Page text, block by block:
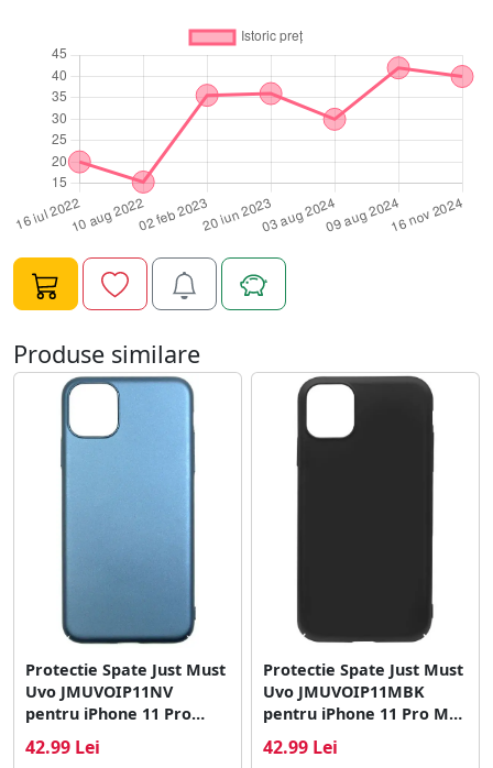
plastic dur - suprafata fina placuta la atingere - potrivire
perfecta pe telefonul tau - finisaje discrete ce ofera un
aspect placut telefonului - protejeaza telefonul de
lovituri si zgarieturi - butoane acoperite pentru un plus
de protectie - decupajele permit accesul la porturile
telefonului - protectie slim ce se potriveste perfect pe
spatele telefonului tau - culoare Albastru - dedicat
Huawei P30
Produse similare
Protectie Spate Just Must
Uvo JMUVOIP11NV
pentru iPhone 11 Pro
42.99 Lei
Protectie Spate Just Must
Uvo JMUVOIP11MBK
pentru iPhone 11 Pro Max
42.99 Lei